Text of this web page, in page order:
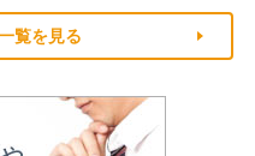
覧を見る